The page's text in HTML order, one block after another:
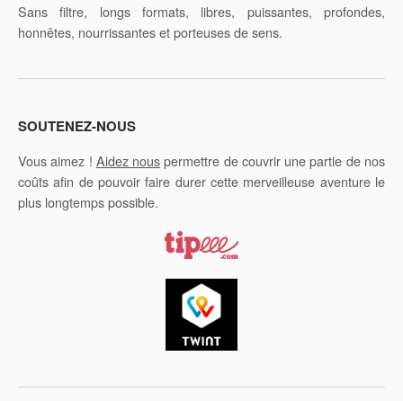
Sans filtre, longs formats, libres, puissantes, profondes,
honnêtes, nourrissantes et porteuses de sens.
SOUTENEZ-NOUS
Vous aimez ! Aidez nouspermettre de couvrir une partie de nos
coûts afin de pouvoir faire durer cette merveilleuse aventure le
plus longtemps possible.